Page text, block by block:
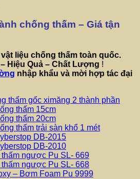
chống thấm – Giá tận
liệu chống thấm toàn quốc.
– Hiệu Quả – Chất Lượng !
nhập khẩu và mời hợp tác đại
thấm gốc ximăng 2 thành phần
thấm 15cm
thấm 20cm
thấm trải sàn khổ 1 mét
DB-2015
DB-2010
ngược Pu SL- 669
ngược Pu SL- 668
– Bơm Foam Pu 9999